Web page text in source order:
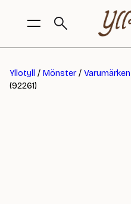
Yllotyll / Mönster/ Varumärken
(92261)